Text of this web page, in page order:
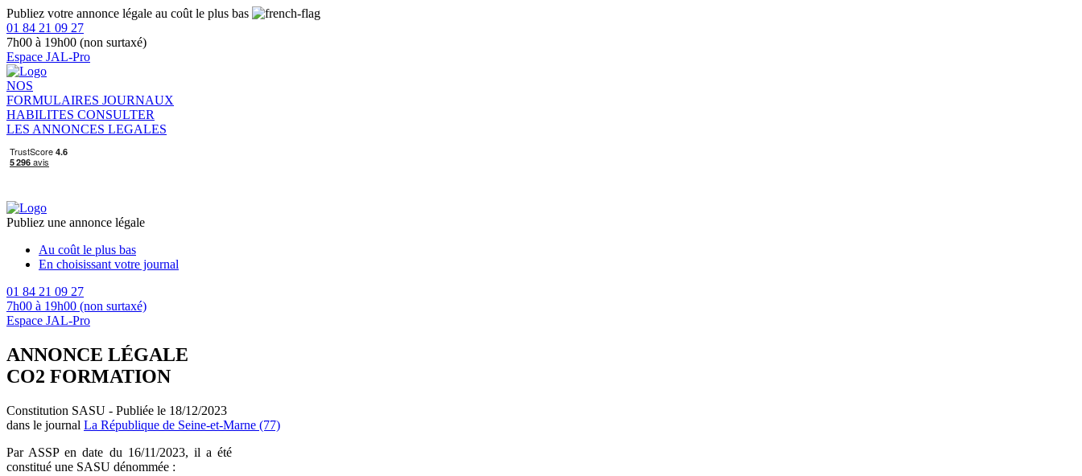
Publiez votre annonce légale au coût le plus bas
01 84 21 09 27
7h00 à 19h00 (non surtaxé)
Espace JAL-Pro
NOS
FORMULAIRES JOURNAUX
HABILITES CONSULTER
LES ANNONCES LEGALES
Publiez une annonce légale
Au coût le plus bas
En choisissant votre journal
01 84 21 09 27
7h00 à 19h00 (non surtaxé)
Espace JAL-Pro
ANNONCE LÉGALE
CO2 FORMATION
Constitution SASU - Publiée le 18/12/2023
dans le journal La République de Seine-et-Marne (77)
Par ASSP en date du 16/11/2023, il a été
constitué une SASU dénommée :